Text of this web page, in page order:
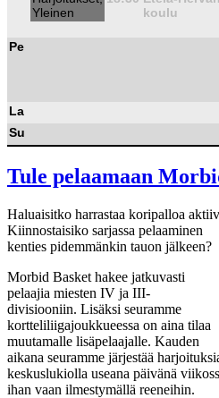
koulu
Pe
La
Su
Tule pelaamaan
Haluaisitko harrastaa koripalloa
Kiinnostaisiko sarjassa pelaaminen
kenties pidemmänkin tauon jälkeen?
Morbid Basket hakee jatkuvasti
pelaajia miesten IV ja III-
divisiooniin. Lisäksi seuramme
kortteliliigajoukkueessa on aina tilaa
muutamalle lisäpelaajalle. Kauden
aikana seuramme järjestää
keskuslukiolla useana päivänä
ihan vaan ilmestymällä reeneihin.